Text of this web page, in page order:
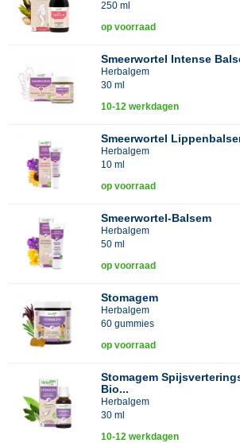
250 ml
op voorraad
Smeerwortel Intense
Herbalgem
30 ml
10-12 werkdagen
Smeerwortel
Herbalgem
10 ml
op voorraad
Smeerwortel-Balsem
Herbalgem
50 ml
op voorraad
Stomagem
Herbalgem
60 gummies
op voorraad
Stomagem
Bio...
Herbalgem
30 ml
10-12 werkdagen